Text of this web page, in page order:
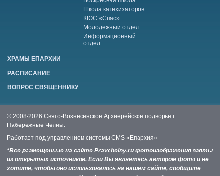
Школа катехизаторов
КЮС «Спас»
Молодежный отдел
Информационный
отдел
ХРАМЫ ЕПАРХИИ
РАСПИСАНИЕ
ВОПРОС СВЯЩЕННИКУ
© 2008-2026 Свято-Вознесенское Архиерейское подворье г.
Набережные Челны.
Работает под управлением системы CMS «Епархия»
*Все размещенные на сайте Pravchelny.ru фотоизображения взяты
из открытых источников. Если Вы являетесь автором фото и не
хотите, чтобы оно использовалось на нашем сайте, сообщите